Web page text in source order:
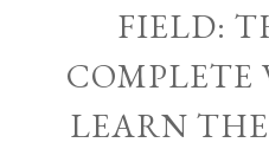
FIELD:
COMPLETE
LEARN